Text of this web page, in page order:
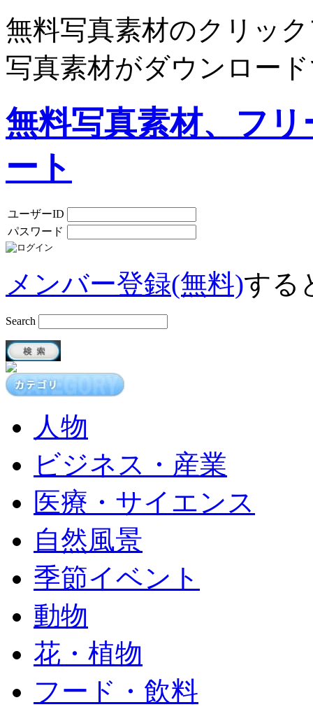
無料写真素材のクリッ
写真素材がダウンロー
無料写真素材、フ
ート
ユーザーID
パスワード
メンバー登録(無料)する
Search
人物
ビジネス・産業
医療・サイエンス
自然風景
季節イベント
動物
花・植物
フード・飲料